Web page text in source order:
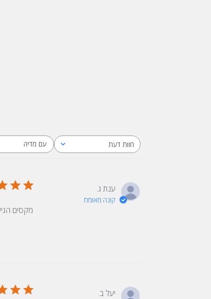
חוות דעת
כל חוות הדעת עם מדיה
ענת ג.
קונה מאומת
מקסים
יעל ב.